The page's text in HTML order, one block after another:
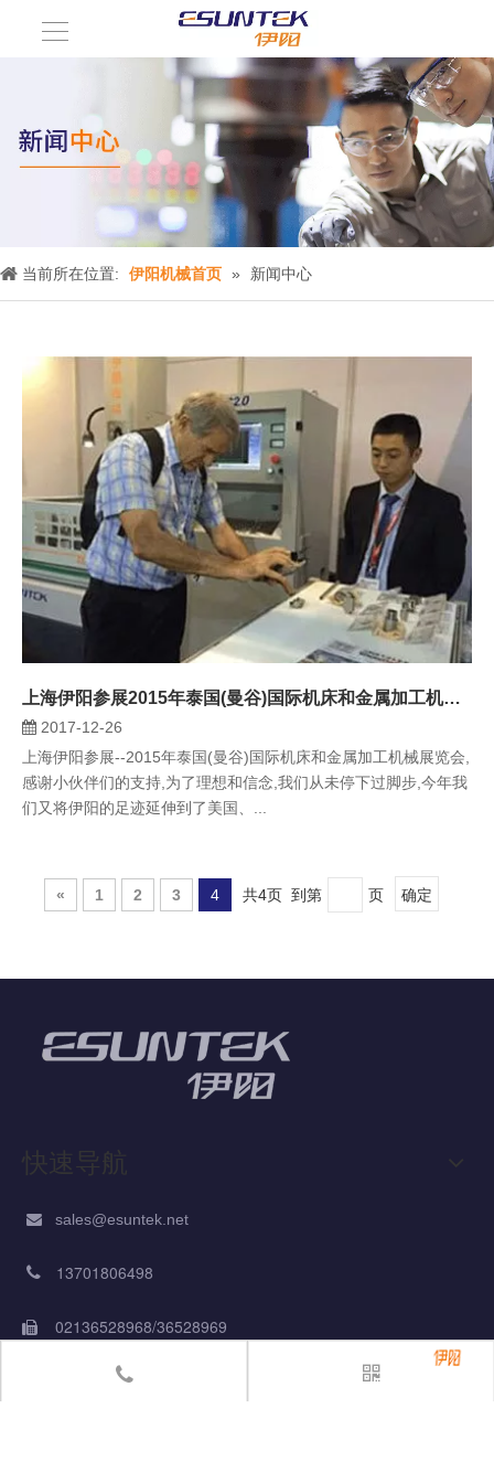
当前所在位置: 伊阳机械首页 » 新闻中心
上海伊阳参展2015年泰国(曼谷)国际机床和金属加工机械展览会
2017-12-26
上海伊阳参展--2015年泰国(曼谷)国际机床和金属加工机械展览会,
感谢小伙伴们的支持,为了理想和信念,我们从未停下过脚步,今年我
们又将伊阳的足迹延伸到了美国、...
« 1 2 3 4 共4页 到第 页 确定
快速导航
 sales@esuntek.net
 13701806498
 02136528968/36528969